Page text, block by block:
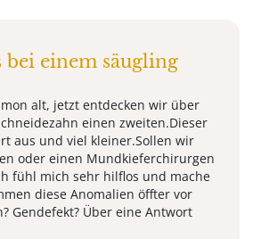
bei einem säugling
alt, jetzt entdecken wir über
einen zweiten.Dieser
aus und viel kleiner.Sollen wir
oder einen Mundkieferchirurgen
fühl mich sehr hilflos und mache
diese Anomalien öffter vor
Gendefekt? Über eine Antwort